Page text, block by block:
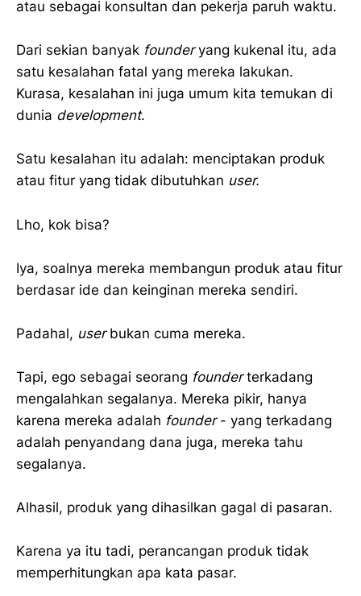
atau sebagai konsultan dan pekerja paruh waktu.
Dari sekian banyak founderyang kukenal itu, ada
satu kesalahan fatal yang mereka lakukan.
Kurasa, kesalahan ini juga umum kita temukan di
dunia development.
Satu kesalahan itu adalah: menciptakan produk
atau fitur yang tidak dibutuhkan user.
Lho, kok bisa?
Iya, soalnya mereka membangun produk atau fitur
berdasar ide dan keinginan mereka sendiri.
Padahal, user bukan cuma mereka.
Tapi, ego sebagai seorang founderterkadang
mengalahkan segalanya. Mereka pikir, hanya
karena mereka adalah founder- yang terkadang
adalah penyandang dana juga, mereka tahu
segalanya.
Alhasil, produk yang dihasilkan gagal di pasaran.
Karena ya itu tadi, perancangan produk tidak
memperhitungkan apa kata pasar.